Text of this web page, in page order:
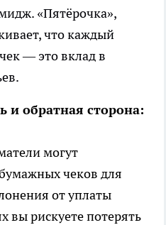
«Пятёрочка»,
что каждый
— это вклад в
и обратная сторона:
могут
чеков для
от уплаты
вы рискуете потерять